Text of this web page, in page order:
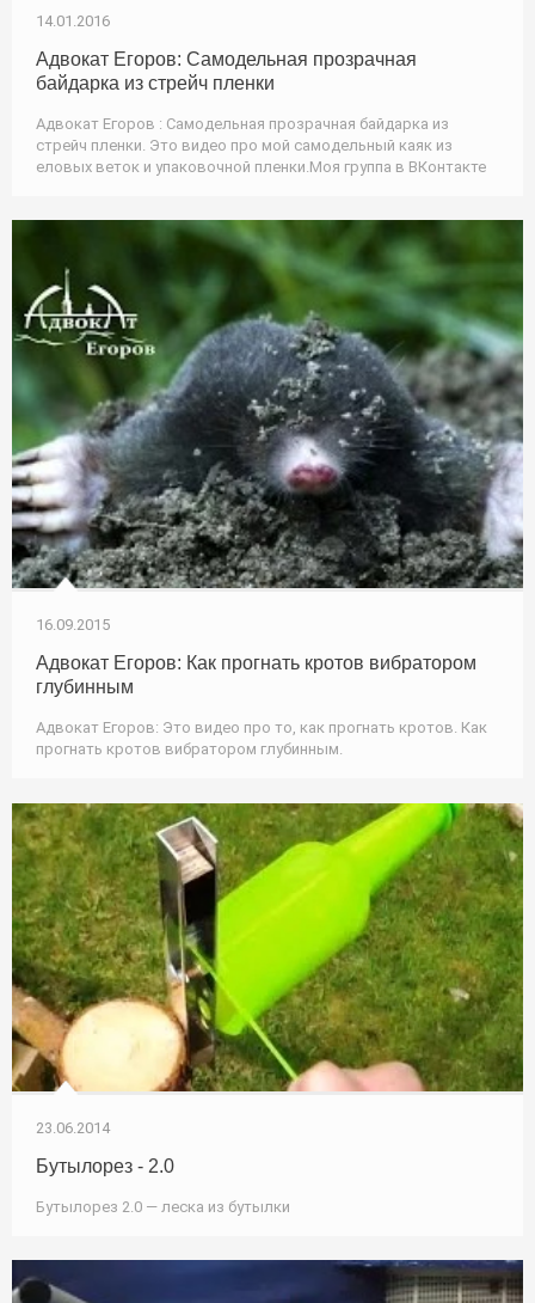
14.01.2016
Адвокат Егоров: Самодельная прозрачная
байдарка из стрейч пленки
Адвокат Егоров : Самодельная прозрачная байдарка из
стрейч пленки. Это видео про мой самодельный каяк из
еловых веток и упаковочной пленки.Моя группа в ВКонтакте
16.09.2015
Адвокат Егоров: Как прогнать кротов вибратором
глубинным
Адвокат Егоров: Это видео про то, как прогнать кротов. Как
прогнать кротов вибратором глубинным.
23.06.2014
Бутылорез - 2.0
Бутылорез 2.0 — леска из бутылки